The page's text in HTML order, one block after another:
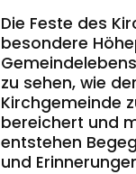
Die Feste des
besondere
zu sehen, wie
Kirchgemeinde
bereichert und
entstehen
und